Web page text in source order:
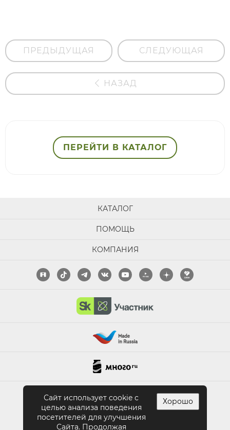
ПРЕДЫДУЩАЯ СЛЕДУЮЩАЯ
НАЗАД
ПЕРЕЙТИ В КАТАЛОГ
КАТАЛОГ
ПОМОЩЬ
КОМПАНИЯ
ПОЛНАЯ ВЕРСИЯ САЙТА
Сайт использует cookie с
целью анализа поведения
посетителей для улучшения
Сайта. Продолжая
Хорошо